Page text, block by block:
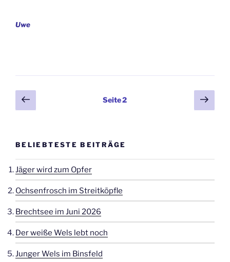
Uwe
Seitennummerierung
der
Vorherige
Seite
Seite2
BELIEBTESTE BEITRÄGE
Jäger wird zum Opfer
Ochsenfrosch im Streitköpfle
Brechtsee im Juni 2026
Der weiße Wels lebt noch
Junger Wels im Binsfeld